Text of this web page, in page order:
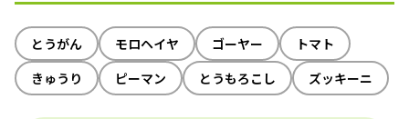
とうがん モロヘイヤ ゴーヤー
トマト
きゅうり
ピーマン とうもろこし ズッキーニ